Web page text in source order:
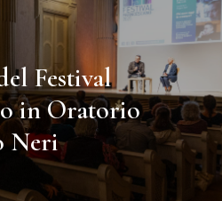
Festival
in Oratorio
Neri